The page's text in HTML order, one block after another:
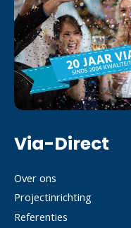
Via-Direct
Over ons
Projectinrichting
Referenties